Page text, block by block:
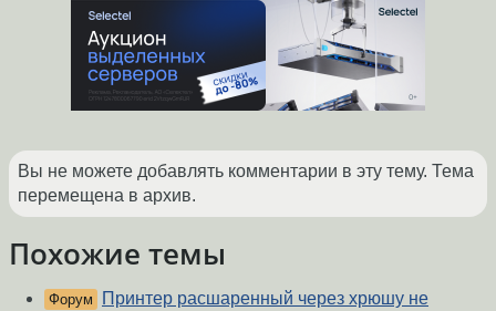
Вы не можете добавлять комментарии в эту тему. Тема
перемещена в архив.
Похожие темы
Форум
Принтер расшаренный через хрюшу не